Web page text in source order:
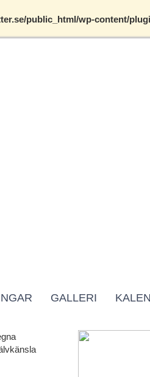
public_html/wp-content/
GALLERI